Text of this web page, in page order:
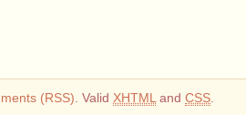
(RSS). Valid XHTMLand CSS.